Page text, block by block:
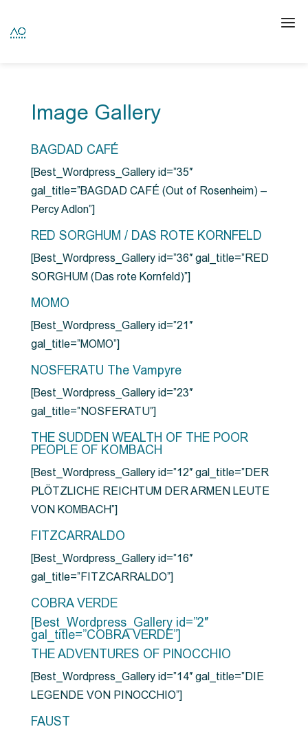
Image Gallery
BAGDAD CAFÉ
[Best_Wordpress_Gallery id=”35″
gal_title=”BAGDAD CAFÉ (Out of Rosenheim) –
Percy Adlon”]
RED SORGHUM / DAS ROTE KORNFELD
[Best_Wordpress_Gallery id=”36″ gal_title=”RED
SORGHUM (Das rote Kornfeld)”]
MOMO
[Best_Wordpress_Gallery id=”21″
gal_title=”MOMO”]
NOSFERATU The Vampyre
[Best_Wordpress_Gallery id=”23″
gal_title=”NOSFERATU”]
THE SUDDEN WEALTH OF THE POOR
PEOPLE OF KOMBACH
[Best_Wordpress_Gallery id=”12″ gal_title=”DER
PLÖTZLICHE REICHTUM DER ARMEN LEUTE
VON KOMBACH”]
FITZCARRALDO
[Best_Wordpress_Gallery id=”16″
gal_title=”FITZCARRALDO”]
COBRA VERDE
[Best_Wordpress_Gallery id=”2″
gal_title=”COBRA VERDE”]
THE ADVENTURES OF PINOCCHIO
[Best_Wordpress_Gallery id=”14″ gal_title=”DIE
LEGENDE VON PINOCCHIO”]
FAUST